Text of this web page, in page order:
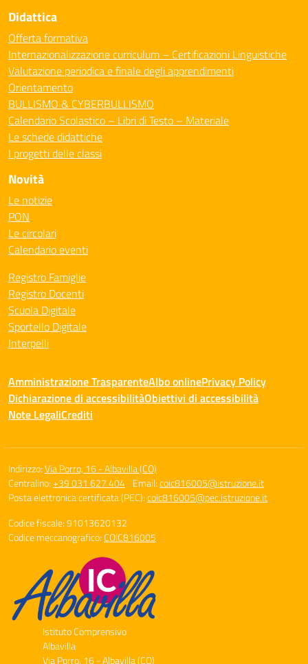
Didattica
Offerta formativa
Internazionalizzazione curriculum – Certificazioni Linguistiche
Valutazione periodica e finale degli apprendimenti
Orientamento
BULLISMO & CYBERBULLISMO
Calendario Scolastico – Libri di Testo – Materiale
Le schede didattiche
I progetti delle classi
Novità
Le notizie
PON
Le circolari
Calendario eventi
Registro Famiglie
Registro Docenti
Scuola Digitale
Sportello Digitale
Interpelli
Amministrazione TrasparenteAlbo onlinePrivacy Policy
Dichiarazione di accessibilitàObiettivi di accessibilità
Note LegaliCrediti
Indirizzo:Via Porro, 16 - Albavilla (CO)
Centralino:+39 031 627 404 Email:coic816005@istruzione.it
Posta elettronica certificata (PEC):coic816005@pec.istruzione.it
Codice fiscale: 91013620132
Codice meccanografico:COIC816005
Istituto Comprensivo
Albavilla
Via Porro, 16 - Albavilla (CO)